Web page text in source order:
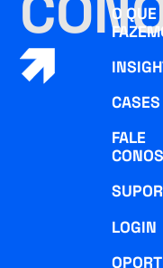
O QUE
CASES
FALE
LOGIN